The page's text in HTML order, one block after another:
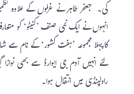
کی۔ جعفر طاہر نے غزلوں کے علاوہ
انہوں نے ایک نئی صنف ’کنیٹو‘ کو
کا پہلا مجموعہ ’ہفت کشور‘ کے نام
راولپنڈی میں انتقال ہوا۔